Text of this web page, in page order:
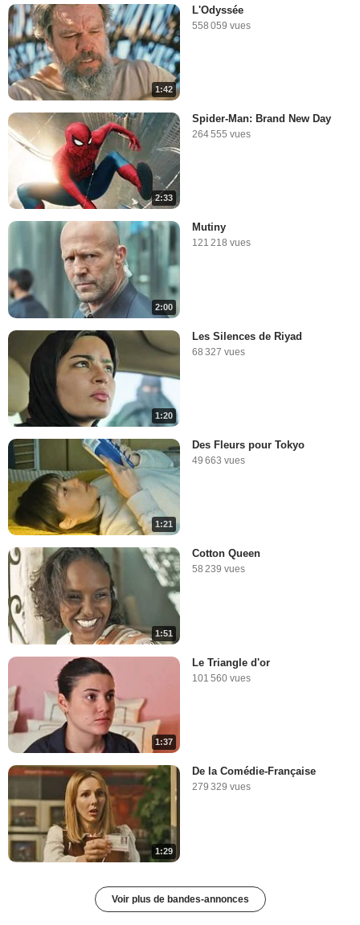
1:42
L'Odyssée
558 059 vues
2:33
Spider-Man: Brand New Day
264 555 vues
2:00
Mutiny
121 218 vues
1:20
Les Silences de Riyad
68 327 vues
1:21
Des Fleurs pour Tokyo
49 663 vues
1:51
Cotton Queen
58 239 vues
1:37
Le Triangle d'or
101 560 vues
1:29
De la Comédie-Française
279 329 vues
Voir plus de bandes-annonces